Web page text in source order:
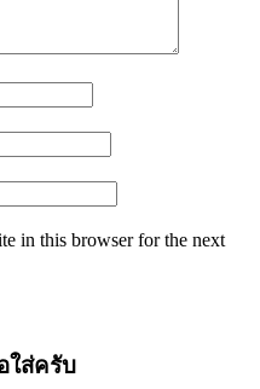
in this browser for the next
ใส่ครับ